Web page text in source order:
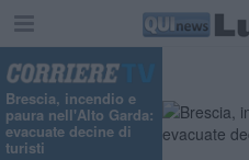
Brescia, incendio e
paura nell'Alto Garda:
evacuate decine di
turisti